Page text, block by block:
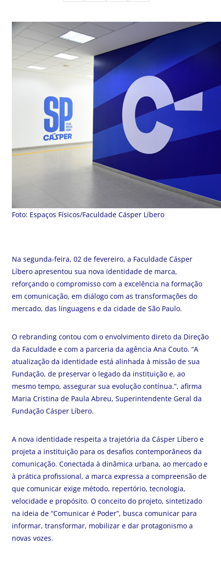
Foto: Espaços Físicos/Faculdade Cásper Líbero
Na segunda-feira, 02 de fevereiro, a Faculdade Cásper
Líbero apresentou sua nova identidade de marca,
reforçando o compromisso com a excelência na formação
em comunicação, em diálogo com as transformações do
mercado, das linguagens e da cidade de São Paulo.
O rebranding contou com o envolvimento direto da Direção
da Faculdade e com a parceria da agência Ana Couto. “A
atualização da identidade está alinhada à missão de sua
Fundação, de preservar o legado da instituição e, ao
mesmo tempo, assegurar sua evolução contínua.”, afirma
Maria Cristina de Paula Abreu, Superintendente Geral da
Fundação Cásper Líbero.
A nova identidade respeita a trajetória da Cásper Líbero e
projeta a instituição para os desafios contemporâneos da
comunicação. Conectada à dinâmica urbana, ao mercado e
à prática profissional, a marca expressa a compreensão de
que comunicar exige método, repertório, tecnologia,
velocidade e propósito. O conceito do projeto, sintetizado
na ideia de “Comunicar é Poder”, busca comunicar para
informar, transformar, mobilizar e dar protagonismo a
novas vozes.